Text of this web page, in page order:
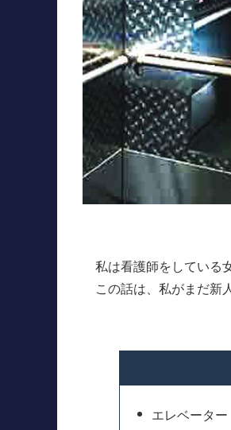
私は看護師をしている
この話は、私がまだ新
エレベーター